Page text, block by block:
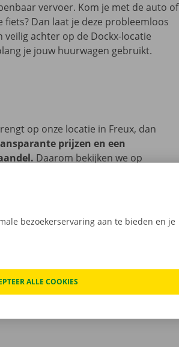
vervoer. Kom je met de auto of
fiets? Dan laat je deze probleemloos
veilig achter op de Dockx-locatie
je jouw huurwagen gebruikt.
op onze locatie in Freux, dan
prijzen en een
Daarom bekijken we op
je altijd veilig thuis.
bezoekerservaring aan te bieden en je
ALLE COOKIES